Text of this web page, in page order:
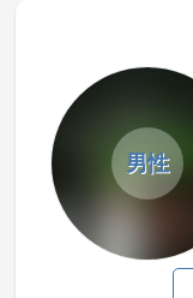
男性